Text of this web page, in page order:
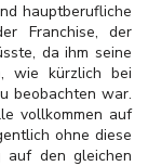
hauptberufliche
Franchise, der
da ihm seine
wie kürzlich bei
beobachten war.
vollkommen auf
ohne diese
auf den gleichen